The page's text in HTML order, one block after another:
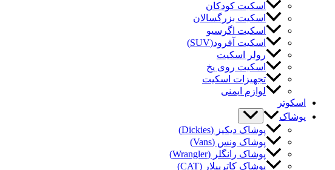
اسکیت کودکان
اسکیت بزرگسالان
اسکیت اگرسیو
اسکیت آفرود(SUV)
رولر اسکیت
اسکیت روی یخ
تجهیزات اسکیت
لوازم ایمنی
اسکوتر
پوشاک
پوشاک دیکیز (Dickies)
پوشاک ونس (Vans)
پوشاک رانگلر (Wrangler)
پوشاک کاترپیلار (CAT)